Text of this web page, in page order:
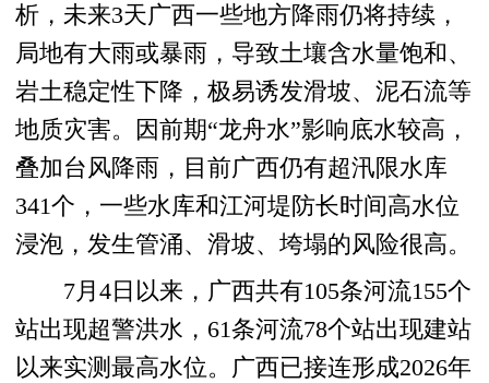
析，未来3天广西一些地方降雨仍将持续，
局地有大雨或暴雨，导致土壤含水量饱和、
岩土稳定性下降，极易诱发滑坡、泥石流等
地质灾害。因前期“龙舟水”影响底水较高，
叠加台风降雨，目前广西仍有超汛限水库
341个，一些水库和江河堤防长时间高水位
浸泡，发生管涌、滑坡、垮塌的风险很高。
7月4日以来，广西共有105条河流155个
站出现超警洪水，61条河流78个站出现建站
以来实测最高水位。广西已接连形成2026年